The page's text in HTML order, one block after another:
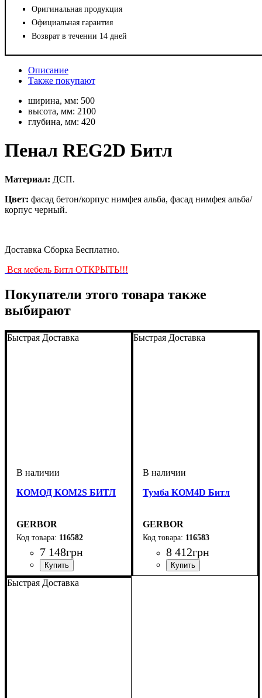
Оригинальная продукция
Официальная гарантия
Возврат в течении 14 дней
Описание
Также покупают
ширина, мм: 500
высота, мм: 2100
глубина, мм: 420
Пенал REG2D Битл
Материал: ДСП.
Цвет: фасад бетон/корпус нимфея альба, фасад нимфея альба/
корпус черный.
Доставка Сборка Бесплатно.
Вся мебель Битл ОТКРЫТЬ!!!
Покупатели этого товара также
выбирают
Быстрая Доставка
КОМОД KOM2S БИТЛ
GERBOR
116582
7 148грн
ширина, мм: 1000
высота, мм: 875
глубина, мм: 420
Быстрая Доставка
Тумба KOM4D Битл
GERBOR
116583
8 412грн
ширина, мм: 1600
высота, мм: 875
глубина, мм: 420
Быстрая Доставка